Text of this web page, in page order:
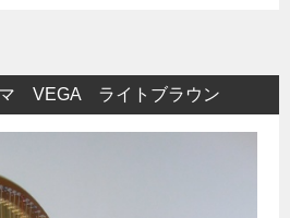
VEGA ライトブラウン